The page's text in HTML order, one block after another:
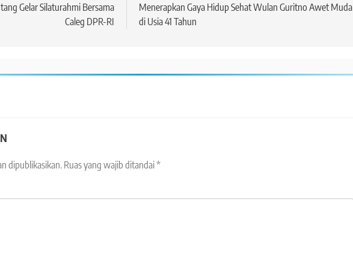
Gelar Silaturahmi Bersama
Caleg DPR-RI
Menerapkan Gaya Hidup Sehat Wulan Guritno Awet Muda
di Usia 41 Tahun
dipublikasikan. Ruas yang wajib ditandai*